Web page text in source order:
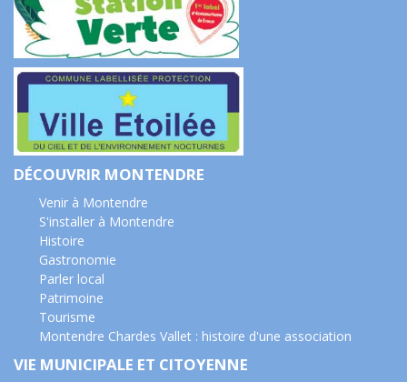
DÉCOUVRIR MONTENDRE
Venir à Montendre
S'installer à Montendre
Histoire
Gastronomie
Parler local
Patrimoine
Tourisme
Montendre Chardes Vallet : histoire d'une association
VIE MUNICIPALE ET CITOYENNE